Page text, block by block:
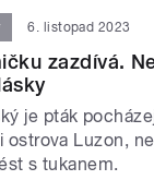
6. listopad 2023
zazdívá.
je pták
ostrova Luzon,
s tukanem.